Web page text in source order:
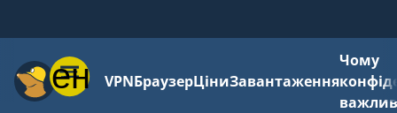
МенюVPNБраузерЦіниЗавантаження
Чому